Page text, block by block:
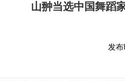
山翀当选中国舞蹈
发布